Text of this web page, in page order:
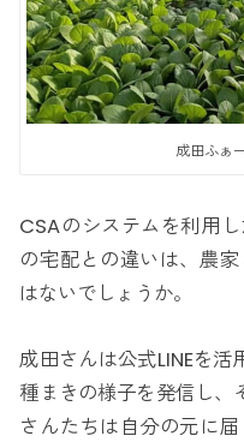
成田ふぁ
CSAのシステムを利用
の宅配との違いは、農
はないでしょうか。
成田さんは公式LINEを
種まきの様子を発信し、
さんたちは自分の元に